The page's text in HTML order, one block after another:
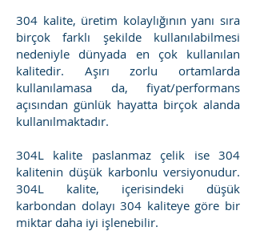
304 kalite, üretim kolaylığının yanı sıra
birçok farklı şekilde kullanılabilmesi
nedeniyle dünyada en çok kullanılan
kalitedir. Aşırı zorlu ortamlarda
kullanılamasa da, fiyat/performans
açısından günlük hayatta birçok alanda
kullanılmaktadır.
304L kalite paslanmaz çelik ise 304
kalitenin düşük karbonlu versiyonudur.
304L kalite, içerisindeki düşük
karbondan dolayı 304 kaliteye göre bir
miktar daha iyi işlenebilir.